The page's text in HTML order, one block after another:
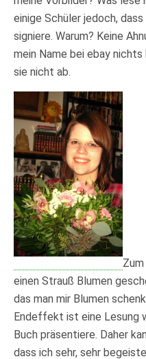
einige Schüler jedoch,
signiere. Warum? Keine
mein Name bei ebay
sie nicht ab.
einen Strauß Blumen
das man mir Blumen
Endeffekt ist eine Lesung
Buch präsentiere. Daher
dass ich sehr, sehr